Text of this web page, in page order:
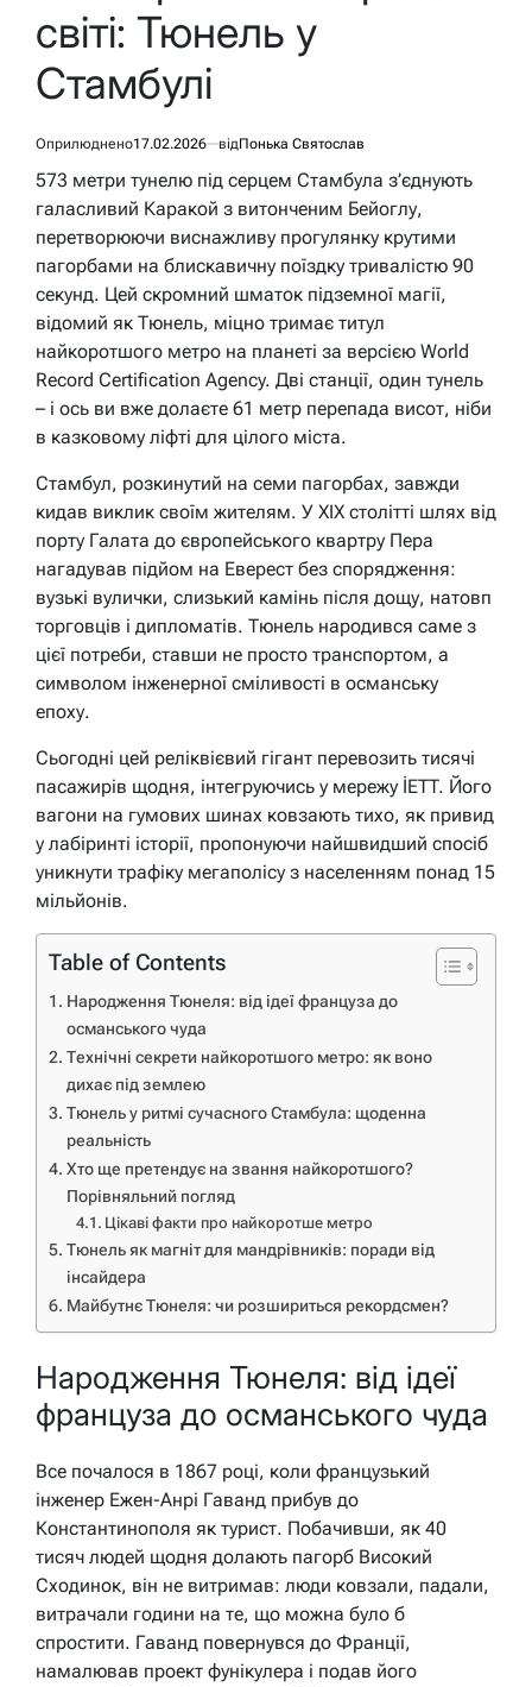
світі: Тюнель у
Стамбулі
Оприлюднено17.02.2026 відПонька Святослав
573 метри тунелю під серцем Стамбула з’єднують
галасливий Каракой з витонченим Бейоглу,
перетворюючи виснажливу прогулянку крутими
пагорбами на блискавичну поїздку тривалістю 90
секунд. Цей скромний шматок підземної магії,
відомий як Тюнель, міцно тримає титул
найкоротшого метро на планеті за версією World
Record Certification Agency. Дві станції, один тунель
– і ось ви вже долаєте 61 метр перепада висот, ніби
в казковому ліфті для цілого міста.
Стамбул, розкинутий на семи пагорбах, завжди
кидав виклик своїм жителям. У XIX столітті шлях від
порту Галата до європейського квартру Пера
нагадував підйом на Еверест без спорядження:
вузькі вулички, слизький камінь після дощу, натовп
торговців і дипломатів. Тюнель народився саме з
цієї потреби, ставши не просто транспортом, а
символом інженерної сміливості в османську
епоху.
Сьогодні цей реліквієвий гігант перевозить тисячі
пасажирів щодня, інтегруючись у мережу İETT. Його
вагони на гумових шинах ковзають тихо, як привид
у лабіринті історії, пропонуючи найшвидший спосіб
уникнути трафіку мегаполісу з населенням понад 15
мільйонів.
Table of Contents
Народження Тюнеля: від ідеї француза до
османського чуда
Технічні секрети найкоротшого метро: як воно
дихає під землею
Тюнель у ритмі сучасного Стамбула: щоденна
реальність
Хто ще претендує на звання найкоротшого?
Порівняльний погляд
Цікаві факти про найкоротше метро
Тюнель як магніт для мандрівників: поради від
інсайдера
Майбутнє Тюнеля: чи розшириться рекордсмен?
Народження Тюнеля: від ідеї
француза до османського чуда
Все почалося в 1867 році, коли французький
інженер Ежен-Анрі Гаванд прибув до
Константинополя як турист. Побачивши, як 40
тисяч людей щодня долають пагорб Високий
Сходинок, він не витримав: люди ковзали, падали,
витрачали години на те, що можна було б
спростити. Гаванд повернувся до Франції,
намалював проект фунікулера і подав його